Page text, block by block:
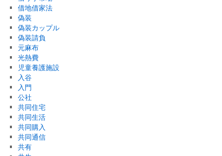
借地借家法
偽装
偽装カップル
偽装請負
元麻布
光熱費
児童養護施設
入谷
入門
公社
共同住宅
共同生活
共同購入
共同通信
共有